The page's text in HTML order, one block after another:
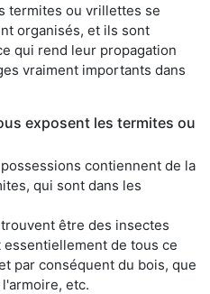
termites ou vrillettes se
organisés, et ils sont
qui rend leur propagation
vraiment importants dans
exposent les termites ou
contiennent de la
qui sont dans les
être des insectes
de tous ce
par conséquent du bois, que
etc.